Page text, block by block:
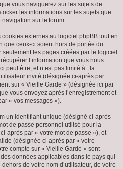
vous naviguerez sur les sujets de
les informations sur les sujets que
sur le forum.
externes au logiciel phpBB tout en
que ceux-ci soient hors de portée du
les pages créées par le logiciel
l’information que vous nous
peut être, et n’est pas limité à : la
invité (désignée ci-après par
sur « Vieille Garde » (désignée ici par
vous envoyez après l’enregistrement et
« vos messages »).
un identifiant unique (désigné ci-après
de passe personnel utilisé pour la
après par « votre mot de passe »), et
(désignée ci-après par « votre
compte sur « Vieille Garde » sont
données applicables dans le pays qui
de votre nom d’utilisateur, de votre